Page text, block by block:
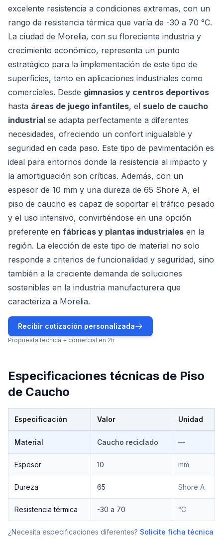
excelente resistencia a condiciones extremas, con un
rango de resistencia térmica que varía de -30 a 70 °C.
La ciudad de Morelia, con su floreciente industria y
crecimiento económico, representa un punto
estratégico para la implementación de este tipo de
superficies, tanto en aplicaciones industriales como
comerciales. Desde gimnasios y centros deportivos
hasta áreas de juego infantiles, el suelo de caucho
industrial se adapta perfectamente a diferentes
necesidades, ofreciendo un confort inigualable y
seguridad en cada paso. Este tipo de pavimentación es
ideal para entornos donde la resistencia al impacto y
la amortiguación son críticas. Además, con un
espesor de 10 mm y una dureza de 65 Shore A, el
piso de caucho es capaz de soportar el tráfico pesado
y el uso intensivo, convirtiéndose en una opción
preferente en fábricas y plantas industriales en la
región. La elección de este tipo de material no solo
responde a criterios de funcionalidad y seguridad, sino
también a la creciente demanda de soluciones
sostenibles en la industria manufacturera que
caracteriza a Morelia.
Recibir cotización personalizada
Propuesta técnica + comercial en 2h
Especificaciones técnicas de Piso
de Caucho
Especificación Valor Unidad
Material Caucho reciclado —
Espesor 10 mm
Dureza 65 Shore A
Resistencia térmica -30 a 70 °C
¿Necesita especificaciones diferentes? Solicite ficha técnica